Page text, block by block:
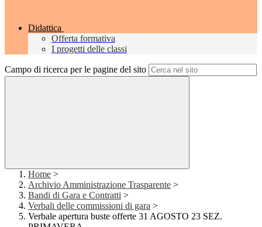
Didattica
Offerta formativa
I progetti delle classi
Campo di ricerca per le pagine del sito
Home >
Archivio Amministrazione Trasparente >
Bandi di Gara e Contratti >
Verbali delle commissioni di gara >
Verbale apertura buste offerte 31 AGOSTO 23 SEZ.